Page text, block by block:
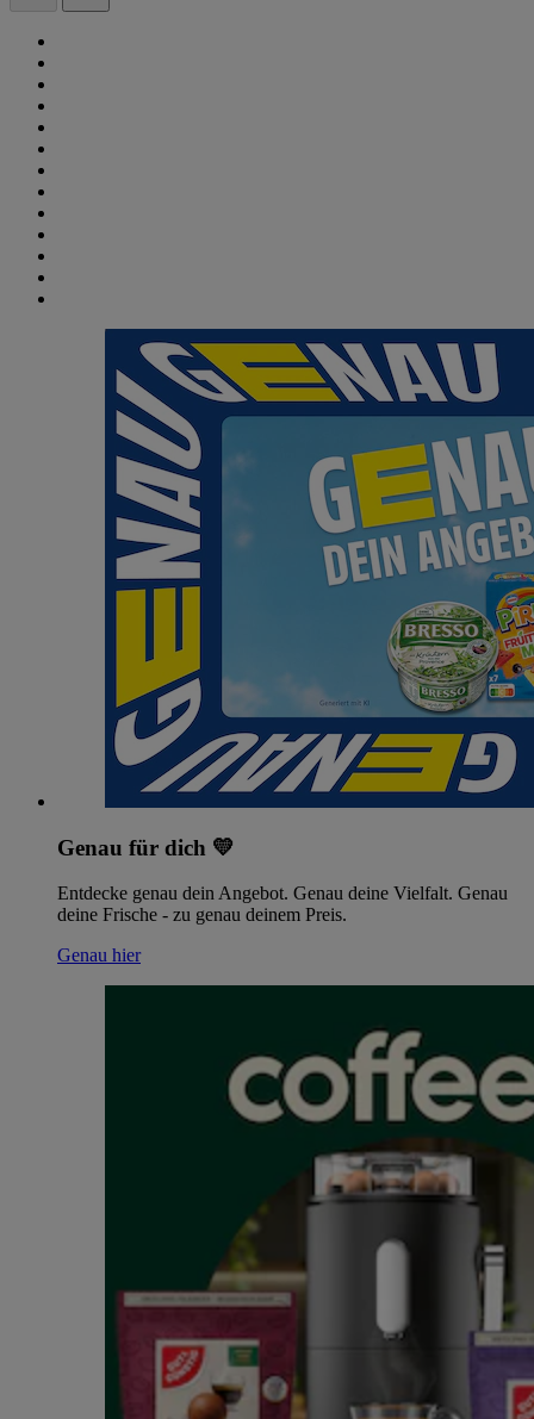
Genau für dich 💛
Entdecke genau dein Angebot. Genau deine Vielfalt. Genau
deine Frische - zu genau deinem Preis.
Genau hier